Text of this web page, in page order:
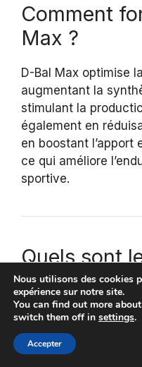
Comment
Max ?
D-Bal Max optimise
augmentant la
stimulant la
également en
en boostant l’apport
ce qui améliore
sportive.
Quels sont
ingrédients
La formule de D-Bal
ingrédients naturels
(récupération),
Nous utilisons des cookies
expérience sur notre site.
You can find out more
switch them off in settings.
Accepter